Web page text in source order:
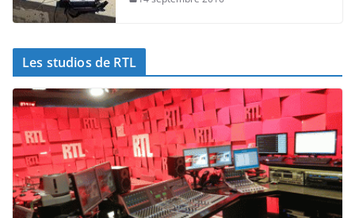
Les studios de RTL